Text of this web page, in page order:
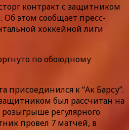
контракт с защитником
этом сообщает пресс-
хоккейной лиги
по обоюдному
присоединился к “Ак Барсу”.
был рассчитан на
регулярного
провел 7 матчей, в